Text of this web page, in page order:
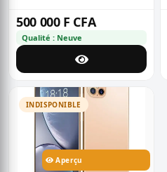
500 000 F CFA
Qualité : Neuve
INDISPONIBLE
Aperçu